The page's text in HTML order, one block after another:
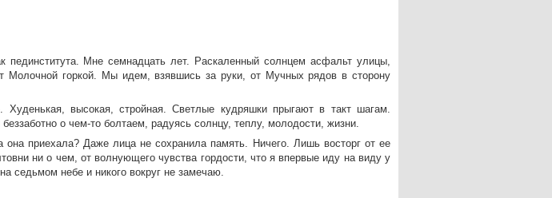
Мне семнадцать лет. Раскаленный солнцем асфальт улицы,
Молочной горкой. Мы идем, взявшись за руки, от Мучных рядов в сторону
Худенькая, высокая, стройная. Светлые кудряшки прыгают в такт шагам.
о чем-то болтаем, радуясь солнцу, теплу, молодости, жизни.
приехала? Даже лица не сохранила память. Ничего. Лишь восторг от ее
ни о чем, от волнующего чувства гордости, что я впервые иду на виду у
седьмом небе и никого вокруг не замечаю.